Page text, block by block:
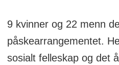
9 kvinner og 22 menn
påskearrangementet.
sosialt felleskap og det